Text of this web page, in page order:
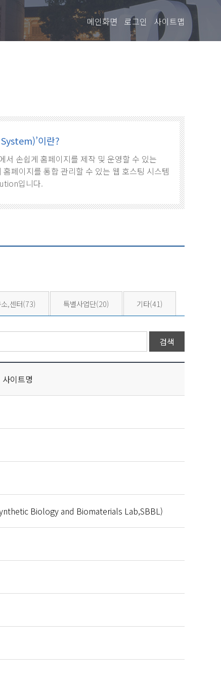
메인화면 로그인 사이트맵
이란?
손쉽게 홈페이지를 제작 및 운영할 수 있는
페이지를 통합 관리할 수 있는 웹 호스팅 시스템
입니다.
,센터(73) 특별사업단(20) 기타(41)
사이트명
Biology and Biomaterials Lab,SBBL)